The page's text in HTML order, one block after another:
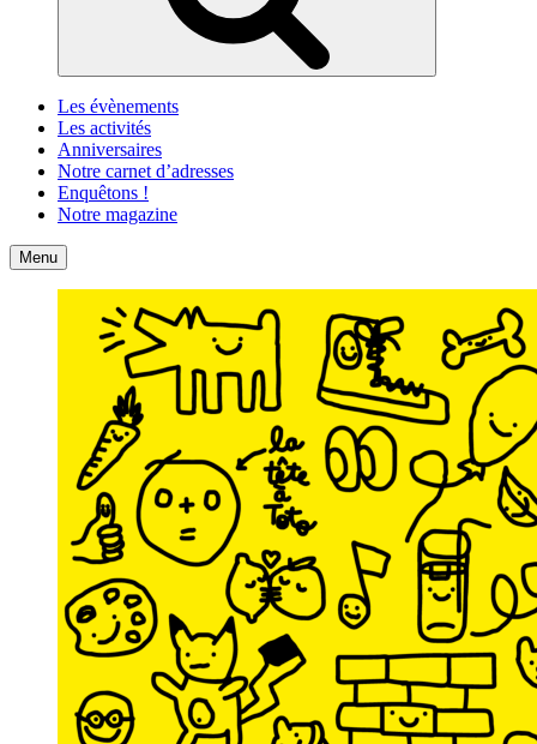
Les évènements
Les activités
Anniversaires
Notre carnet d’adresses
Enquêtons !
Notre magazine
Accueil
Menu Contact